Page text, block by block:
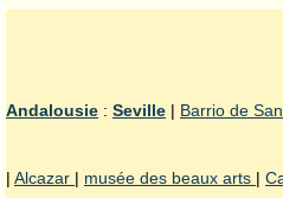
Andalousie : Seville | Barrio de
| Alcazar | musée des beaux arts |